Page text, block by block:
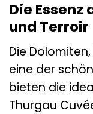
Die
und Terroir
Die
eine der
bieten die
Thurgau